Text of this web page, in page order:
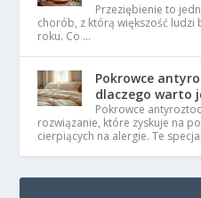
Przeziębienie to
chorób, z którą większość ludzi
roku. Co …
Pokrowce
dlaczego warto
Pokrowce
rozwiązanie, które zyskuje na
cierpiących na alergie. Te